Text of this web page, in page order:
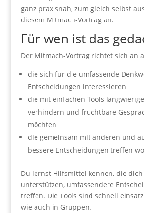
ganz praxisnah, zum gleich selbst
diesem Mitmach-Vortrag an.
Für wen ist das
Der Mitmach-Vortrag richtet sich an
die sich für die umfassende
Entscheidungen interessieren
die mit einfachen Tools
verhindern und fruchtbare
möchten
die gemeinsam mit anderen und
bessere Entscheidungen treffen
Du lernst Hilfsmittel kennen, die
unterstützen, umfassendere
treffen. Die Tools sind schnell
wie auch in Gruppen.